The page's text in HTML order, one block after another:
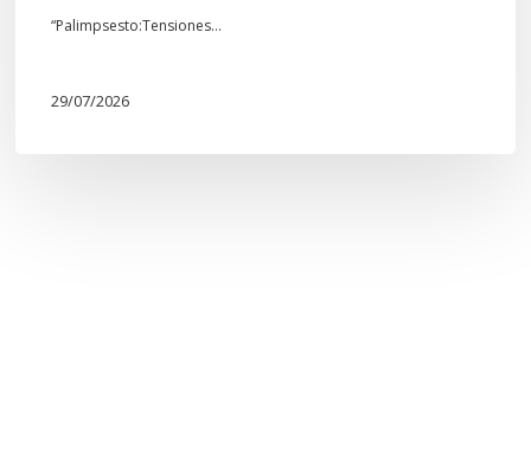
“Palimpsesto:Tensiones…
29/07/2026